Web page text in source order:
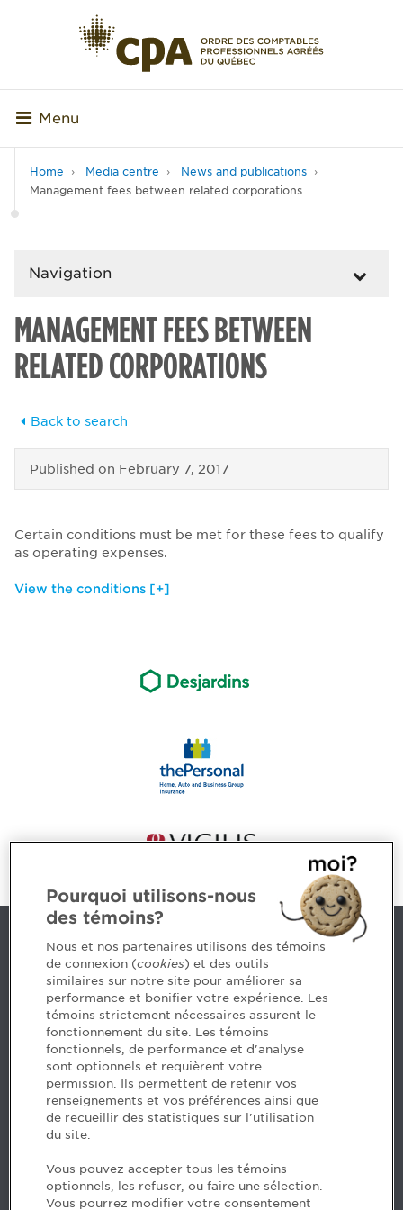
Menu
Home Media centre
News and publications
Management fees between related corporations
Navigation
MANAGEMENT FEES BETWEEN
RELATED CORPORATIONS
Back to search
Published on February 7, 2017
Certain conditions must be met for these fees to qualify
as operating expenses.
View the conditions [+]
Contact us
5, Place Ville Marie, bureau 800, Montréal (Québec)
H3B 2G2
www.cpaquebec.ca
Questions? Ask our team >
Want to make the Order a part of your career? See
our job offers >
Facebook - Devenir CPA
Instagram
Pourquoi utilisons-nous
des témoins?
Nous et nos partenaires utilisons des témoins
de connexion (cookies) et des outils
similaires sur notre site pour améliorer sa
performance et bonifier votre expérience. Les
témoins strictement nécessaires assurent le
fonctionnement du site. Les témoins
fonctionnels, de performance et d'analyse
sont optionnels et requièrent votre
permission. Ils permettent de retenir vos
renseignements et vos préférences ainsi que
de recueillir des statistiques sur l'utilisation
du site.
Vous pouvez accepter tous les témoins
optionnels, les refuser, ou faire une sélection.
Vous pourrez modifier votre consentement